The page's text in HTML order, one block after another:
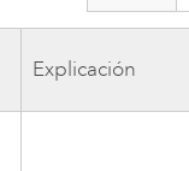
Explicación